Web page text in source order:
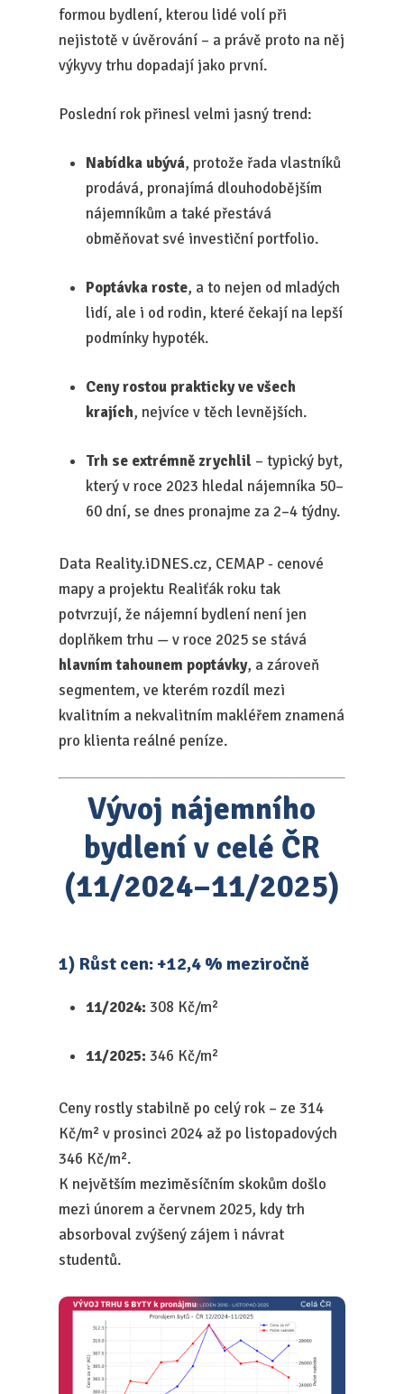
formou bydlení, kterou lidé volí při
nejistotě v úvěrování – a právě proto na něj
výkyvy trhu dopadají jako první.
Poslední rok přinesl velmi jasný trend:
Nabídka ubývá, protože řada vlastníků
prodává, pronajímá dlouhodobějším
nájemníkům a také přestává
obměňovat své investiční portfolio.
Poptávka roste, a to nejen od mladých
lidí, ale i od rodin, které čekají na lepší
podmínky hypoték.
Ceny rostou prakticky ve všech
krajích, nejvíce v těch levnějších.
Trh se extrémně zrychlil – typický byt,
který v roce 2023 hledal nájemníka 50–
60 dní, se dnes pronajme za 2–4 týdny.
Data Reality.iDNES.cz, CEMAP - cenové
mapy a projektu Realiťák roku tak
potvrzují, že nájemní bydlení není jen
doplňkem trhu — v roce 2025 se stává
hlavním tahounem poptávky, a zároveň
segmentem, ve kterém rozdíl mezi
kvalitním a nekvalitním makléřem znamená
pro klienta reálné peníze.
Vývoj nájemního
bydlení v celé ČR
(11/2024–11/2025)
1) Růst cen: +12,4 % meziročně
11/2024: 308 Kč/m²
11/2025: 346 Kč/m²
Ceny rostly stabilně po celý rok – ze 314
Kč/m² v prosinci 2024 až po listopadových
346 Kč/m².
K největším meziměsíčním skokům došlo
mezi únorem a červnem 2025, kdy trh
absorboval zvýšený zájem i návrat
studentů.